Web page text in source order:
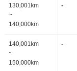
130,001km
~
140,000km
-
140,001km
~
150,000km
-